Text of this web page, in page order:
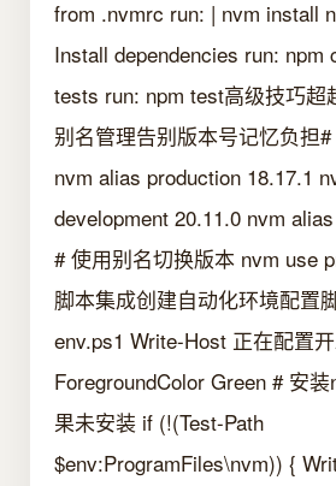
from .nvmrc run: | nvm install
Install dependencies run: npm
tests run: npm test高级技巧超
别名管理告别版本号记忆负担
nvm alias production 18.17.1
development 20.11.0 nvm
# 使用别名切换版本 nvm use
脚本集成创建自动化环境配置
env.ps1 Write-Host 正在配置
ForegroundColor Green # 安
果未安装 if (!(Test-Path
$env:ProgramFiles\nvm)) {